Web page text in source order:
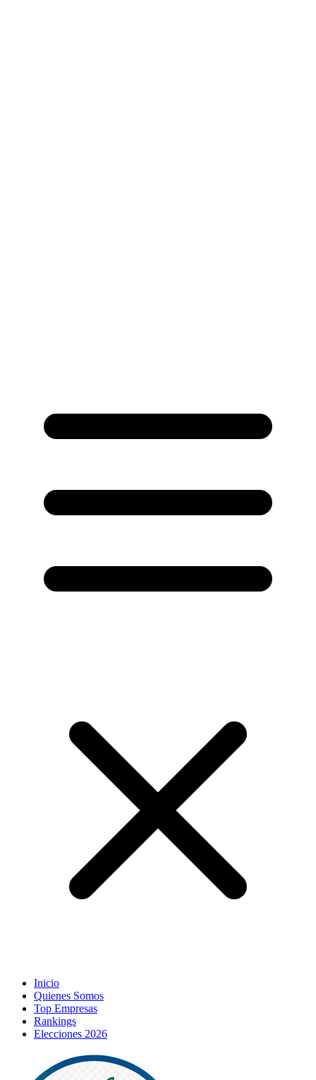
Inicio
Quienes Somos
Top Empresas
Rankings
Elecciones 2026